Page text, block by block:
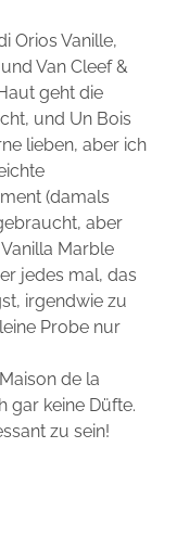
Orios Vanille,
Van Cleef &
geht die
und Un Bois
lieben, aber ich
(damals
aber
Marble
jedes mal, das
irgendwie zu
Probe nur
de la
gar keine Düfte.
zu sein!